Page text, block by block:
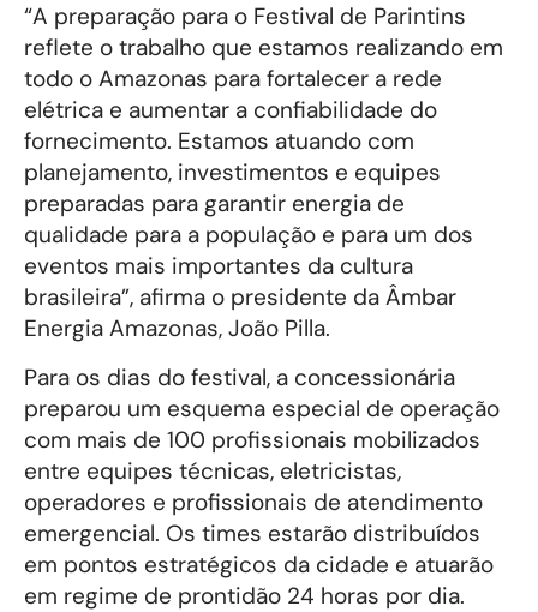
“A preparação para o Festival de Parintins
reflete o trabalho que estamos realizando em
todo o Amazonas para fortalecer a rede
elétrica e aumentar a confiabilidade do
fornecimento. Estamos atuando com
planejamento, investimentos e equipes
preparadas para garantir energia de
qualidade para a população e para um dos
eventos mais importantes da cultura
brasileira”, afirma o presidente da Âmbar
Energia Amazonas, João Pilla.
Para os dias do festival, a concessionária
preparou um esquema especial de operação
com mais de 100 profissionais mobilizados
entre equipes técnicas, eletricistas,
operadores e profissionais de atendimento
emergencial. Os times estarão distribuídos
em pontos estratégicos da cidade e atuarão
em regime de prontidão 24 horas por dia.